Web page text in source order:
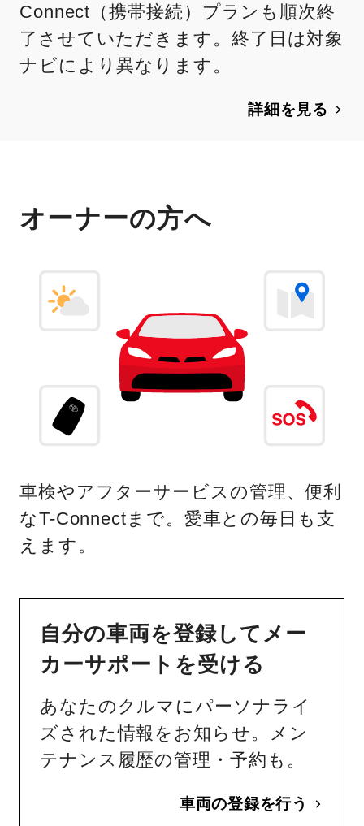
Connect（携帯接続）プランも順次終
了させていただきます。終了日は対象
ナビにより異なります。
詳細を見る
オーナーの方へ
車検やアフターサービスの管理、便利
なT-Connectまで。愛車との毎日も支
えます。
自分の車両を登録してメー
カーサポートを受ける
あなたのクルマにパーソナライ
ズされた情報をお知らせ。メン
テナンス履歴の管理・予約も。
車両の登録を行う